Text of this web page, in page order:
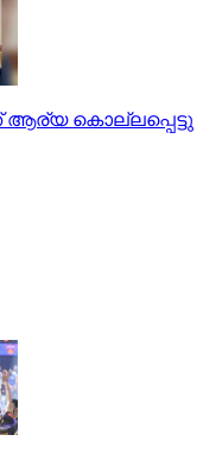
ആര്യ കൊല്ലപ്പെട്ടു